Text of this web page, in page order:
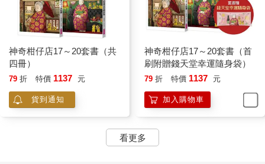
神奇柑仔店17～20套書（共
四冊）
79 折 特價 1137 元
貨到通知
神奇柑仔店17～20套書（首
刷附贈錢天堂幸運隨身袋）
79 折 特價 1137 元
加入購物車
看更多